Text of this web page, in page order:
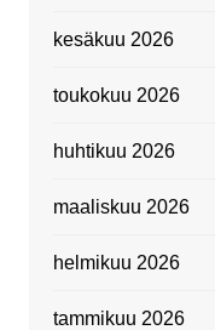
kesäkuu 2026
toukokuu 2026
huhtikuu 2026
maaliskuu 2026
helmikuu 2026
tammikuu 2026